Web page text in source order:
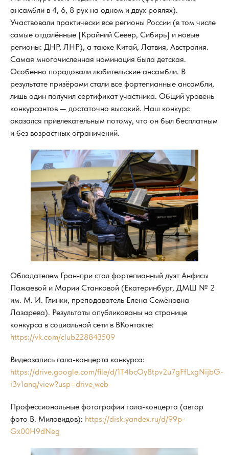
ансамбли в 4, 6, 8 рук на одном и двух роялях).
Участвовали практически все регионы России (в том числе
самые отдалённые [Крайний Север, Сибирь] и новые
регионы: ДНР, ЛНР), а также Китай, Латвия, Австралия.
Самая многочисленная номинация была детская.
Особенно порадовали любительские ансамбли. В
результате призёрами стали все фортепианные ансамбли,
лишь один получил сертификат участника. Общий уровень
конкурсантов — достаточно высокий. Наш конкурс
оказался привлекательным потому, что он был бесплатным
и без возрастных ограничений.
Обладателем Гран-при стал фортепианный дуэт Анфисы
Пажаевой и Марии Станковой (Екатеринбург, ДМШ № 2
им. М. И. Глинки, преподаватель Елена Семёновна
Лазарева). Результаты опубликованы на странице
конкурса в социальной сети в ВКонтакте:
https://vk.com/club228843509
Видеозапись гала-концерта конкурса:
https://drive.google.com/file/d/1T4bcOy8tpv2u7gFfLxgNijbG-
i3v1anq/view?usp=drive_web
Профессиональные фотографии гала-концерта (автор
фото В. Миловидов): https://disk.yandex.ru/d/99p-
Gx00H9dNeg